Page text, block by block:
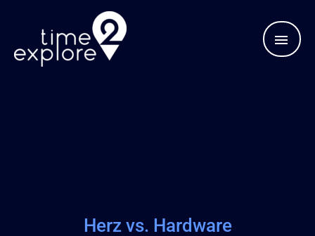
springen
Herz vs. Hardware